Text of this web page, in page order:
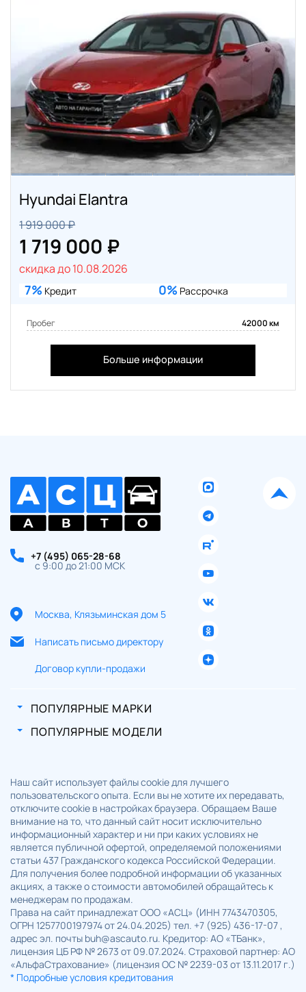
Hyundai Elantra
1 919 000 ₽
1 719 000 ₽
скидка до 10.08.2026
7% Кредит 0% Рассрочка
Пробег 42000 км
Больше информации
+7 (495) 065-28-68
с 9:00 до 21:00 МСК
Москва, Клязьминская дом 5
Написать письмо директору
Договор купли-продажи
ПОПУЛЯРНЫЕ МАРКИ
ПОПУЛЯРНЫЕ МОДЕЛИ
Наш сайт использует файлы cookie для лучшего
пользовательского опыта. Если вы не хотите их передавать,
отключите cookie в настройках браузера. Обращаем Ваше
внимание на то, что данный сайт носит исключительно
информационный характер и ни при каких условиях не
является публичной офертой, определяемой положениями
статьи 437 Гражданского кодекса Российской Федерации.
Для получения более подробной информации об указанных
акциях, а также о стоимости автомобилей обращайтесь к
менеджерам по продажам.
Права на сайт принадлежат ООО «АСЦ» (ИНН 7743470305,
ОГРН 1257700197974 от 24.04.2025) тел. +7 (925) 436-17-07 ,
адрес эл. почты buh@ascauto.ru. Кредитор: АО «ТБанк»,
лицензия ЦБ РФ № 2673 от 09.07.2024. Страховой партнер: АО
«АльфаСтрахование» (лицензия ОС № 2239-03 от 13.11.2017 г.)
* Подробные условия кредитования